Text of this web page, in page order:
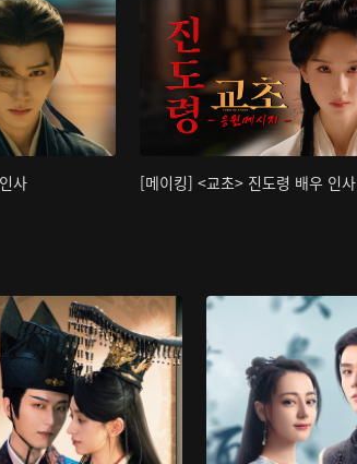
사 [메이킹] <교초> 진도령 배우 인사